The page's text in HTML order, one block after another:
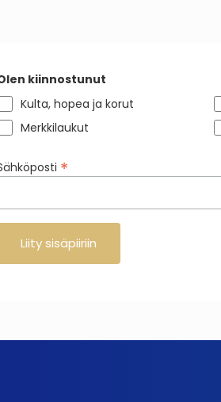
kiinnostunut
Kulta, hopea ja korut
Merkkilaukut
*